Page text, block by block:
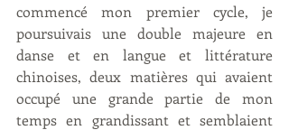
commencé mon premier cycle, je
poursuivais une double majeure en
danse et en langue et littérature
chinoises, deux matières qui avaient
occupé une grande partie de mon
temps en grandissant et semblaient